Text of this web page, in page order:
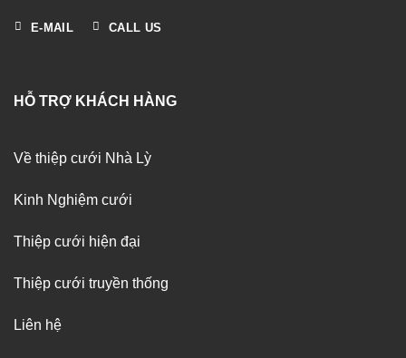
E-MAIL CALL US
HỖ TRỢ KHÁCH HÀNG
Về thiệp cưới Nhà Lỳ
Kinh Nghiệm cưới
Thiệp cưới hiện đại
Thiệp cưới truyền thống
Liên hệ